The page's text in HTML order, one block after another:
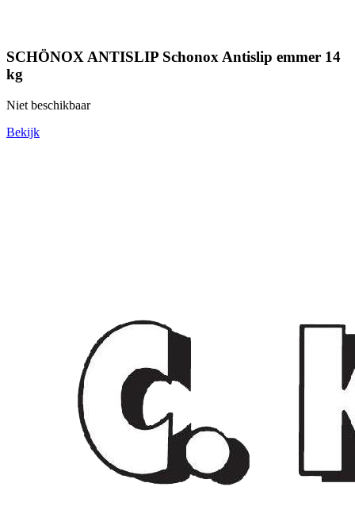
SCHÖNOX ANTISLIP Schonox Antislip emmer 14
kg
Niet beschikbaar
Bekijk